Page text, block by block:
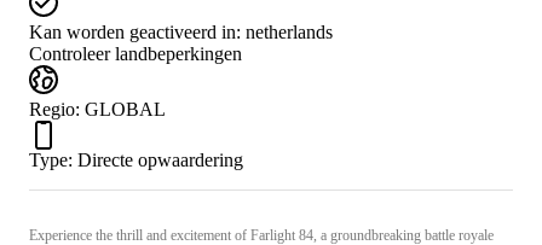
Kan worden geactiveerd in: netherlands
Controleer landbeperkingen
Regio: GLOBAL
Type: Directe opwaardering
Experience the thrill and excitement of Farlight 84, a groundbreaking battle royale